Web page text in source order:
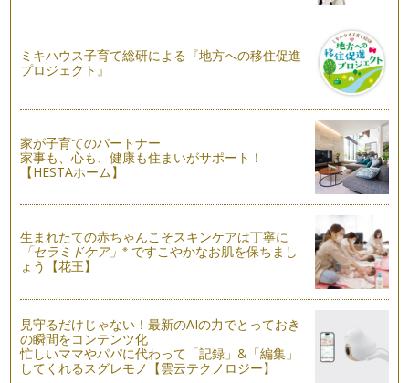
ひと手間愛で我が家の味噌作り ～日本型食生活のすすめ～
●味噌・・・穀物（大豆）を麹菌と塩で発酵させて作る日本の
発酵食品（昔ながらの食文化） …
鶏肉の部位の特徴を生かした簡単レシピ～ささみ肉編～
鶏肉の部位の特徴を生かした簡単レシピ～もも肉編～
肉の特徴を知る事で、より美味しい料理を作ることができま
鶏肉の部位の特徴を生かした簡単レシピ～むね肉編～
肉の特徴を知る事で、より美味しい料理を作ることができま
す！ …
肉の部位の特徴＆調理法（にわとり・ぶた・うし）で美味しい
食卓
●肉の特徴を知る事でより美味しい料理を作ることができま
す。
ミキハウス子育て総研による『地方への移住促進
プロジェクト』
家が子育てのパートナー
家事も、心も、健康も住まいがサポート！
【HESTAホーム】
生まれたての赤ちゃんこそスキンケアは丁寧に
「セラミドケア」※ ですこやかなお肌を保ちまし
ょう【花王】
見守るだけじゃない！最新のAIの力でとっておき
の瞬間をコンテンツ化
忙しいママやパパに代わって「記録」&「編集」
してくれるスグレモノ【雲云テクノロジー】